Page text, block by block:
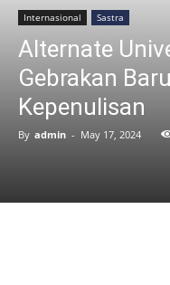
Internasional Sastra
Alternate
Gebrakan
Kepenulisan
By admin - May 17, 2024